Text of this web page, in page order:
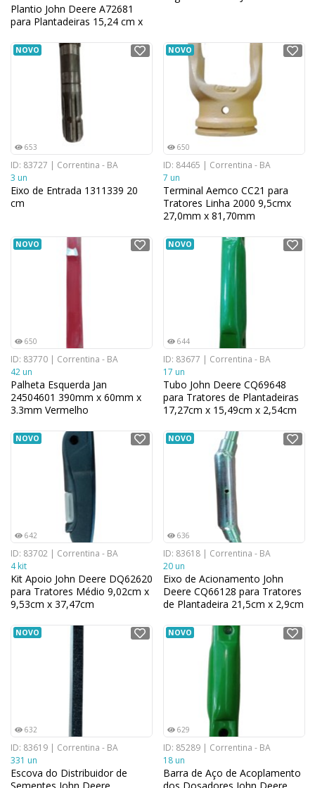
Plantio John Deere A72681
para Plantadeiras 15,24 cm x
NOVO
653
ID: 83727 | Correntina - BA
3 un
Eixo de Entrada 1311339 20
cm
NOVO
650
ID: 84465 | Correntina - BA
7 un
Terminal Aemco CC21 para
Tratores Linha 2000 9,5cmx
27,0mm x 81,70mm
NOVO
650
ID: 83770 | Correntina - BA
42 un
Palheta Esquerda Jan
24504601 390mm x 60mm x
3.3mm Vermelho
NOVO
644
ID: 83677 | Correntina - BA
17 un
Tubo John Deere CQ69648
para Tratores de Plantadeiras
17,27cm x 15,49cm x 2,54cm
NOVO
642
ID: 83702 | Correntina - BA
4 kit
Kit Apoio John Deere DQ62620
para Tratores Médio 9,02cm x
9,53cm x 37,47cm
NOVO
636
ID: 83618 | Correntina - BA
20 un
Eixo de Acionamento John
Deere CQ66128 para Tratores
de Plantadeira 21,5cm x 2,9cm
NOVO
632
ID: 83619 | Correntina - BA
331 un
Escova do Distribuidor de
NOVO
629
ID: 85289 | Correntina - BA
18 un
Barra de Aço de Acoplamento